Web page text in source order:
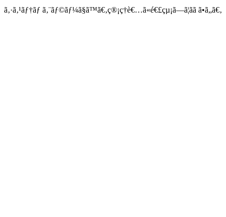
ã‚·ã‚¹ãƒ†ãƒ ã‚¨ãƒ©ãƒ¼ã§ã™ã€‚ç®¡ç†è€…ã«é€£çµ¡ã—ã¦ãã ã•ã„ã€‚